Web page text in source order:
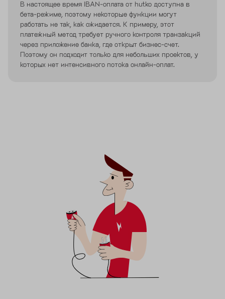
В настоящее время IBAN-оплата от hutko доступна в
бета-режиме, поэтому некоторые функции могут
работать не так, как ожидается. К примеру, этот
платежный метод требует ручного контроля транзакций
через приложение банка, где открыт бизнес-счет.
Поэтому он подходит только для небольших проектов, у
которых нет интенсивного потока онлайн-оплат.